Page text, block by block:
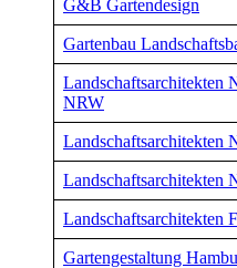
G&B Gartendesign
Gartenbau
Landschaftsarchitekten
NRW
Landschaftsarchitekten
Landschaftsarchitekten
Landschaftsarchitekten
Gartengestaltung